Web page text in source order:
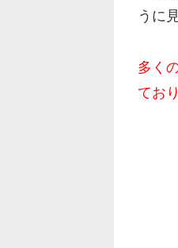
うに
多く
てお